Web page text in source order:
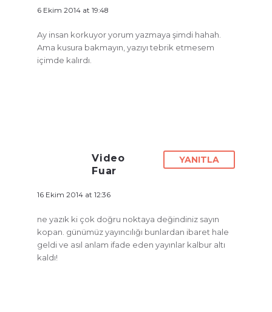
6 Ekim 2014 at 19:48
Ay insan korkuyor yorum yazmaya şimdi hahah.
Ama kusura bakmayın, yazıyı tebrik etmesem
içimde kalırdı.
Video
Fuar
16 Ekim 2014 at 12:36
YANITLA
ne yazık ki çok doğru noktaya değindiniz sayın
kopan. günümüz yayıncılığı bunlardan ibaret hale
geldi ve asıl anlam ifade eden yayınlar kalbur altı
kaldı!